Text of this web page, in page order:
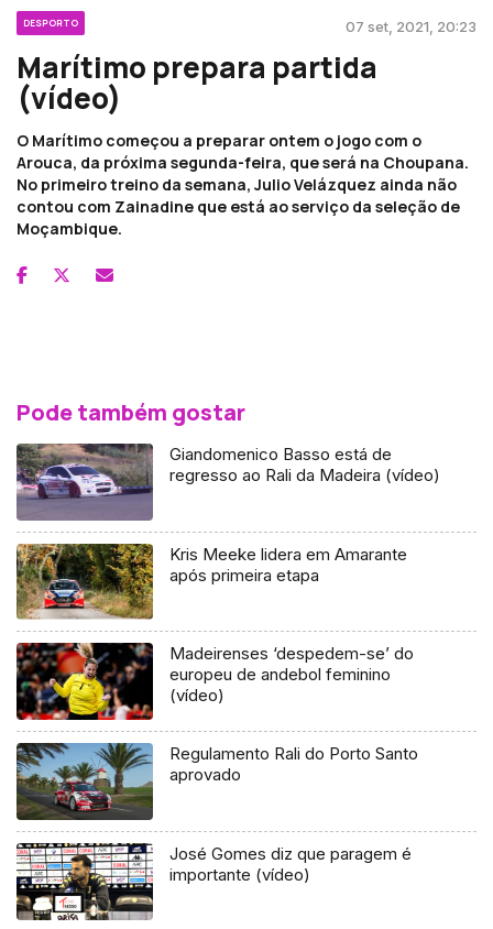
DESPORTO 07 set, 2021, 20:23
Marítimo prepara partida
(vídeo)
O Marítimo começou a preparar ontem o jogo com o
Arouca, da próxima segunda-feira, que será na Choupana.
No primeiro treino da semana, Julio Velázquez ainda não
contou com Zainadine que está ao serviço da seleção de
Moçambique.
Pode também gostar
Giandomenico Basso está de
regresso ao Rali da Madeira (vídeo)
Kris Meeke lidera em Amarante
após primeira etapa
Madeirenses ‘despedem-se’ do
europeu de andebol feminino
(vídeo)
Regulamento Rali do Porto Santo
aprovado
José Gomes diz que paragem é
importante (vídeo)